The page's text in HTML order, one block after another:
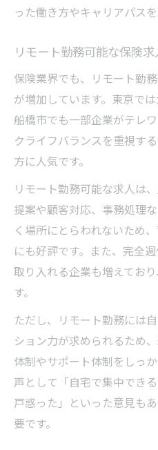
った働き方やキャリアパス
リモート勤務可能な保険
保険業界でも、リモート勤
が増加しています。東京で
船橋市でも一部企業がテレ
クライフバランスを重視す
方に人気です。
リモート勤務可能な求人は
提案や顧客対応、事務処理
く場所にとらわれないため
にも好評です。また、完全
取り入れる企業も増えてお
す。
ただし、リモート勤務には
ション力が求められるため
体制やサポート体制をしっ
声として「自宅で集中でき
戸惑った」といった意見も
要です。